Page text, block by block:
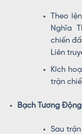
Theo
Nghĩa
chiến
Liên
Kích
trận
Bạch Tương
Sau